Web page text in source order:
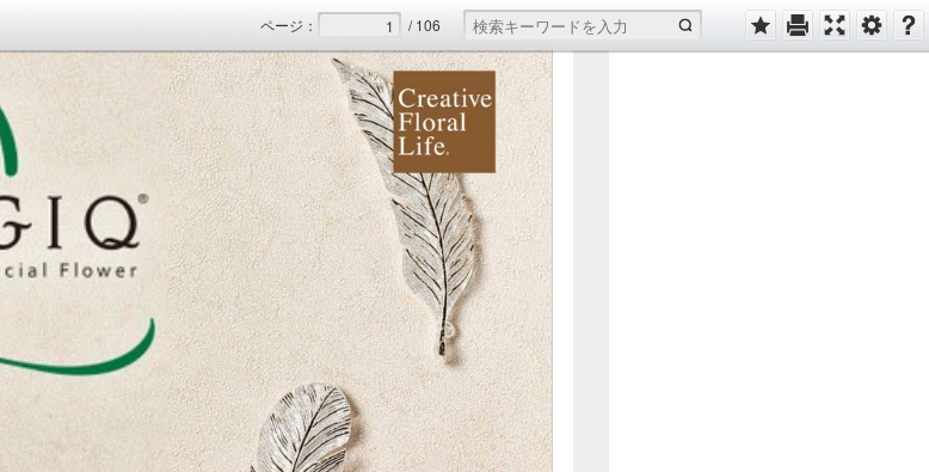
ページ ： /106